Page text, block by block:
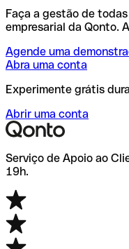
Faça a gestão de
empresarial da Qonto.
Agende uma
Abra uma conta
Experimente grátis
Abrir uma conta
Serviço de Apoio ao
19h.